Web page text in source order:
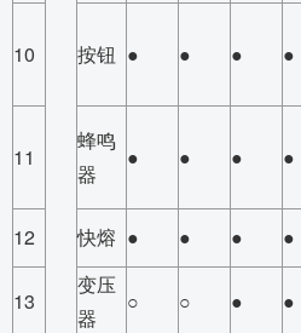
10 按钮 ● ● ● ●
11
蜂鸣
器
● ● ● ●
12
快熔 ● ● ● ●
13
变压
器
○ ○ ● ●